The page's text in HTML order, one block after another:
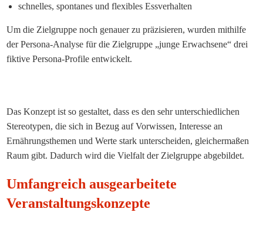
schnelles, spontanes und flexibles Essverhalten
Um die Zielgruppe noch genauer zu präzisieren, wurden mithilfe
der Persona-Analyse für die Zielgruppe „junge Erwachsene“ drei
fiktive Persona-Profile entwickelt.
Das Konzept ist so gestaltet, dass es den sehr unterschiedlichen
Stereotypen, die sich in Bezug auf Vorwissen, Interesse an
Ernährungsthemen und Werte stark unterscheiden, gleichermaßen
Raum gibt. Dadurch wird die Vielfalt der Zielgruppe abgebildet.
Umfangreich ausgearbeitete
Veranstaltungskonzepte